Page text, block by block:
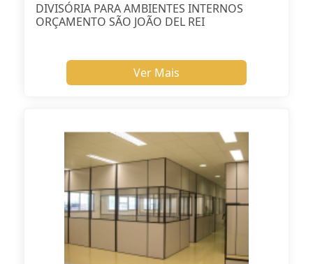
DIVISÓRIA PARA AMBIENTES INTERNOS
ORÇAMENTO SÃO JOÃO DEL REI
Ver Mais